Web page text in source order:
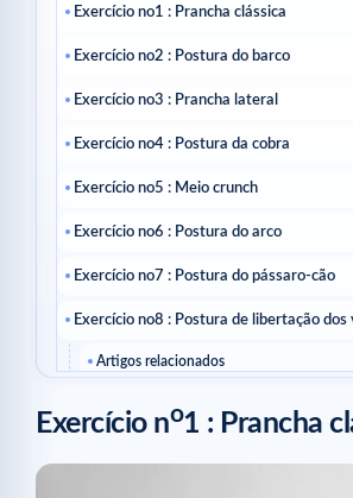
Exercício no1 : Prancha clássica
Exercício no2 : Postura do barco
Exercício no3 : Prancha lateral
Exercício no4 : Postura da cobra
Exercício no5 : Meio crunch
Exercício no6 : Postura do arco
Exercício no7 : Postura do pássaro-cão
Exercício no8 : Postura de libertação dos
Artigos relacionados
Exercício no1 : Prancha